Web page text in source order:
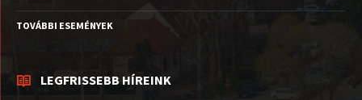
TOVÁBBI ESEMÉNYEK
LEGFRISSEBB HÍREINK